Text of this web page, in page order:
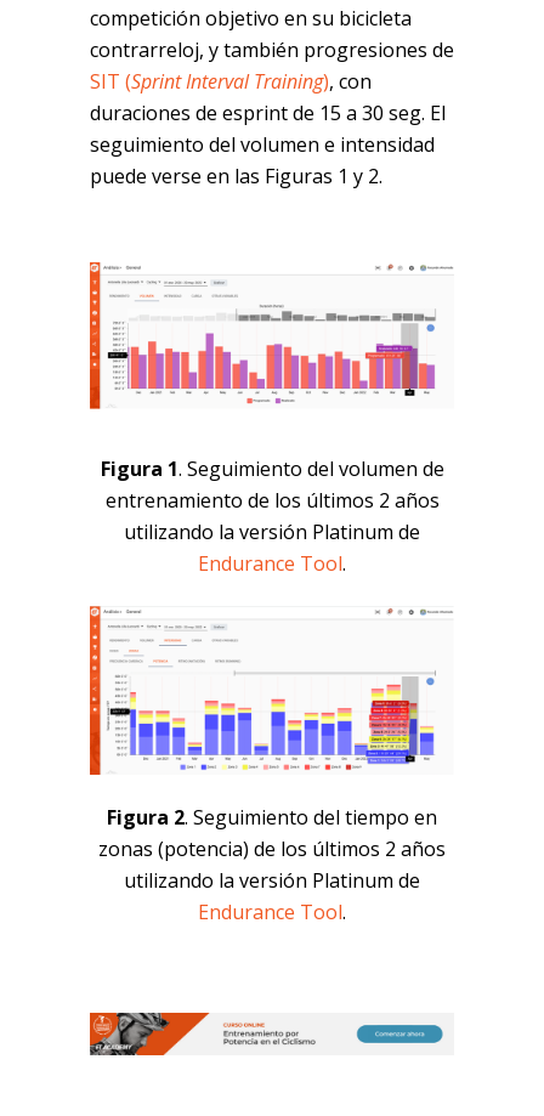
competición objetivo en su bicicleta
contrarreloj, y también progresiones de
SIT (Sprint Interval Training), con
duraciones de esprint de 15 a 30 seg. El
seguimiento del volumen e intensidad
puede verse en las Figuras 1 y 2.
Figura 1. Seguimiento del volumen de
entrenamiento de los últimos 2 años
utilizando la versión Platinum de
Endurance Tool.
Figura 2. Seguimiento del tiempo en
zonas (potencia) de los últimos 2 años
utilizando la versión Platinum de
Endurance Tool.